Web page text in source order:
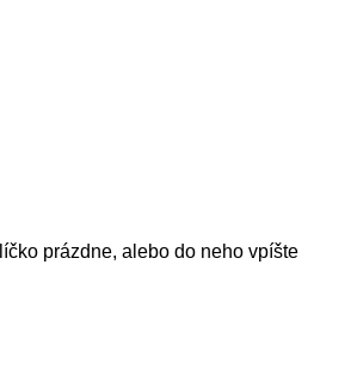
prázdne, alebo do neho vpíšte